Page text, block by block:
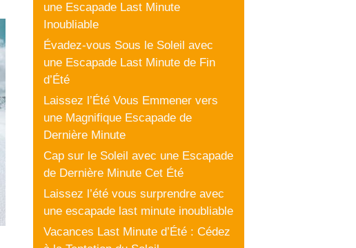
une Escapade Last Minute
Inoubliable
Évadez-vous Sous le Soleil avec
une Escapade Last Minute de Fin
d’Été
Laissez l’Été Vous Emmener vers
une Magnifique Escapade de
Dernière Minute
Cap sur le Soleil avec une Escapade
de Dernière Minute Cet Été
Laissez l’été vous surprendre avec
une escapade last minute inoubliable
Vacances Last Minute d’Été : Cédez